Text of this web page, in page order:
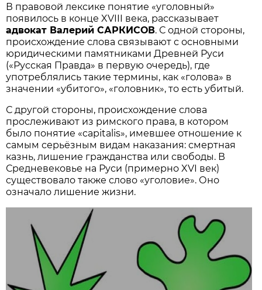
В правовой лексике понятие «уголовный»
появилось в конце XVIII века, рассказывает
адвокат Валерий САРКИСОВ. С одной стороны,
происхождение слова связывают с основными
юридическими памятниками Древней Руси
(«Русская Правда» в первую очередь), где
употреблялись такие термины, как «голова» в
значении «убитого», «головник», то есть убитый.
С другой стороны, происхождение слова
прослеживают из римского права, в котором
было понятие «capitalis», имевшее отношение к
самым серьёзным видам наказания: смертная
казнь, лишение гражданства или свободы. В
Средневековье на Руси (примерно XVI век)
существовало также слово «уголовие». Оно
означало лишение жизни.